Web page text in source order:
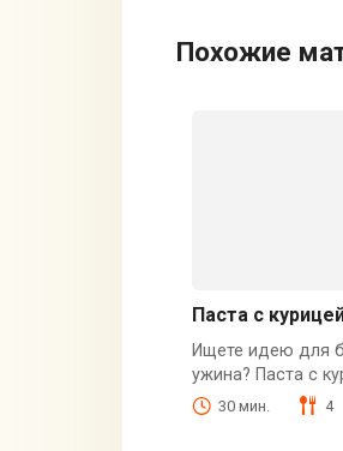
Похожие
Паста с
Ищете идею для
ужина? Паста с
30 мин. 4